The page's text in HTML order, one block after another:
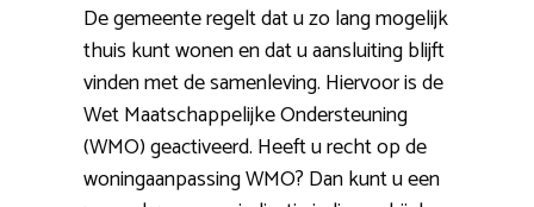
De gemeente regelt dat u zo lang mogelijk
thuis kunt wonen en dat u aansluiting blijft
vinden met de samenleving. Hiervoor is de
Wet Maatschappelijke Ondersteuning
(WMO) geactiveerd. Heeft u recht op de
woningaanpassing WMO? Dan kunt u een